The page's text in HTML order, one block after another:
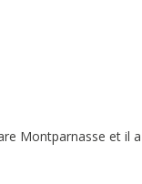
Montparnasse et il a